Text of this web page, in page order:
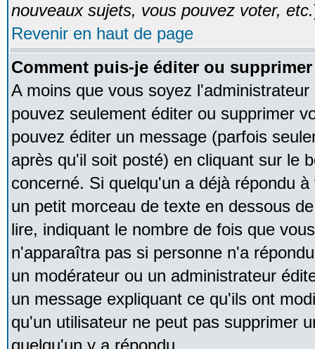
nouveaux sujets, vous pouvez voter, etc.
Revenir en haut de page
Comment puis-je éditer ou
A moins que vous soyez
pouvez seulement éditer ou supprimer
pouvez éditer un message (parfois
après qu'il soit posté) en cliquant sur le
concerné. Si quelqu'un a déjà répondu
un petit morceau de texte en dessous
lire, indiquant le nombre de fois que
n'apparaîtra pas si personne n'a
un modérateur ou un administrateur
un message expliquant ce qu'ils ont
qu'un utilisateur ne peut pas supprimer
quelqu'un y a répondu.